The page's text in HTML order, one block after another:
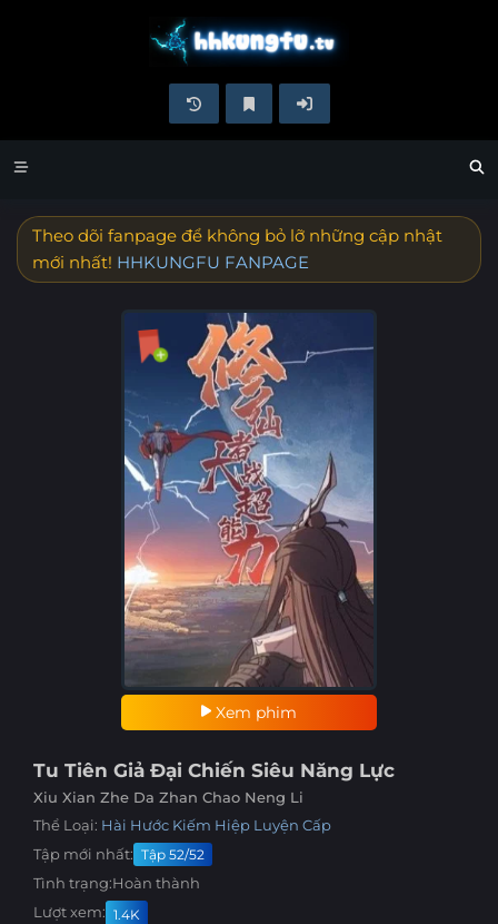
Theo dõi fanpage để không bỏ lỡ những cập nhật
mới nhất! HHKUNGFU FANPAGE
Xem phim
Tu Tiên Giả Đại Chiến Siêu Năng Lực
Xiu Xian Zhe Da Zhan Chao Neng Li
Thể Loại: Hài Hước Kiếm Hiệp Luyện Cấp
Tập mới nhất: Tập 52/52
Tình trạng:Hoàn thành
Lượt xem: 1.4K